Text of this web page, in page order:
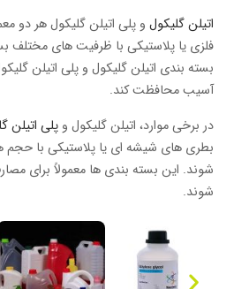
اتیلن گلیکول و پلی اتیلن گلیکول هر دو
فلزی یا پلاستیکی با ظرفیت های مختلف
بسته بندی اتیلن گلیکول و پلی اتیلن
آسیب محافظت کند.
در برخی موارد، اتیلن گلیکول و پلی اتیلن
بطری های شیشه ای یا پلاستیکی با حجم
شوند. این بسته بندی ها معمولاً برای
شوند.